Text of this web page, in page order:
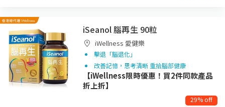
iSeanol 腦再生 90粒
iWellness 愛健樂
擊退「腦退化」
改善記憶，思考清晰 重拾腦部健康
【iWellness限時優惠！買2件同款產品
折上折】
29% off